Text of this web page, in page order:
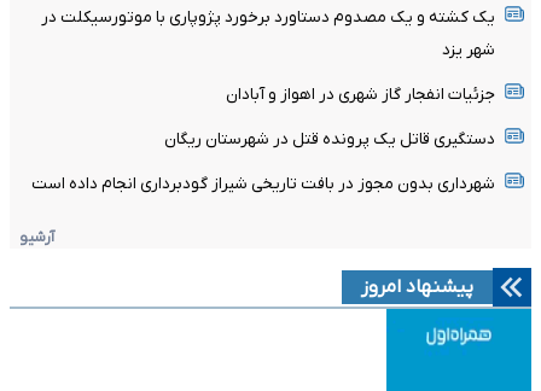
یک کشته و یک مصدوم دستاورد برخورد پژوپاری با موتورسیکلت در
شهر یزد
جزئیات انفجار گاز شهری در اهواز و آبادان
دستگیری قاتل یک پرونده قتل در شهرستان ریگان
شهرداری بدون مجوز در بافت تاریخی شیراز گودبرداری انجام داده است
آرشیو
پیشنهاد امروز